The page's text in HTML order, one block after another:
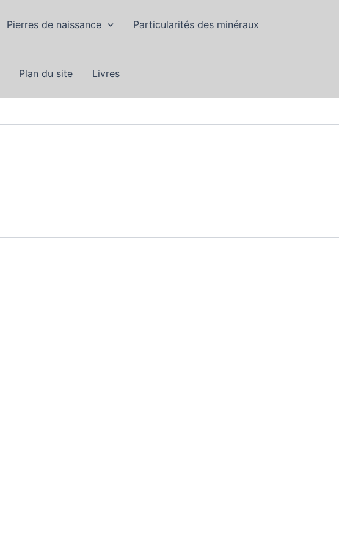
Pierres de naissance Particularités des minéraux
Plan du site Livres